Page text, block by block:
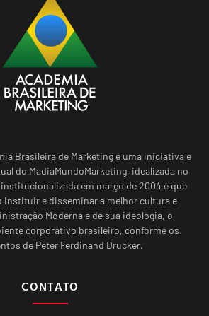
Brasileira de Marketing é uma iniciativa e
do MadiaMundoMarketing, idealizada no
em março de 2004 e que
instituir e disseminar a melhor cultura e
Moderna e de sua ideologia, o
corporativo brasileiro, conforme os
de Peter Ferdinand Drucker.
CONTATO